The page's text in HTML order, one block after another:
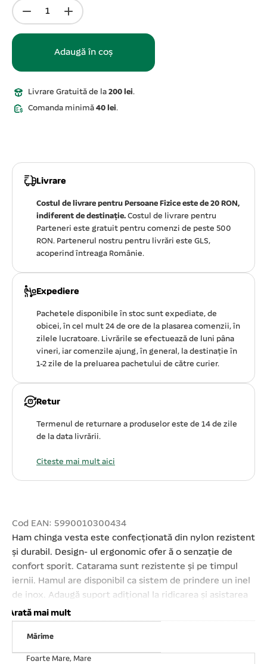
Adaugă în coș
Livrare Gratuită de la 200 lei.
Comanda minimă 40 lei.
Livrare
Costul de livrare pentru Persoane Fizice este de 20 RON,
indiferent de destinație. Costul de livrare pentru
Parteneri este gratuit pentru comenzi de peste 500
RON. Partenerul nostru pentru livrări este GLS,
acoperind întreaga Românie.
Expediere
Pachetele disponibile în stoc sunt expediate, de
obicei, în cel mult 24 de ore de la plasarea comenzii, în
zilele lucratoare. Livrările se efectuează de luni pâna
vineri, iar comenzile ajung, în general, la destinație în
1-2 zile de la preluarea pachetului de către curier.
Retur
Termenul de returnare a produselor este de 14 de zile
de la data livrării.
Citeste mai mult aici
Cod EAN: 5990010300434
Ham chinga vesta este confecționată din nylon rezistent
și durabil. Design- ul ergonomic ofer ă o senzație de
confort sporit. Catarama sunt rezistente și pe timpul
iernii. Hamul are disponibil ca sistem de prindere un inel
de inox. Adaugă suport adițional la ridicarea și asistarea
câinilor prin dispersarea greutății câinelui. Nu cauzează
iritații și nu afectează sănătatea animalelor. Reglabilă.
Caracteristici: Circumferința corpului/trunchiului 41- 56
cm; Circumferința gâtului 34 cm;
Arată mai mult
Mărime
Foarte Mare, Mare